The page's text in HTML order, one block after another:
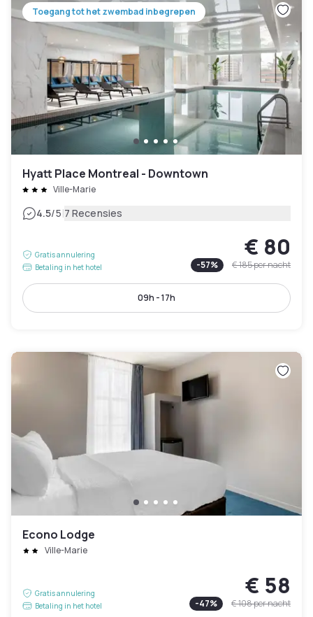
Toegang tot het zwembad inbegrepen
Hyatt Place Montreal - Downtown
Ville-Marie
4.5/5|7 Recensies
Gratis annulering
Betaling in het hotel
€ 80
-57% € 185per nacht
09h - 17h
Econo Lodge
Ville-Marie
Gratis annulering
Betaling in het hotel
€ 58
-47% € 108per nacht